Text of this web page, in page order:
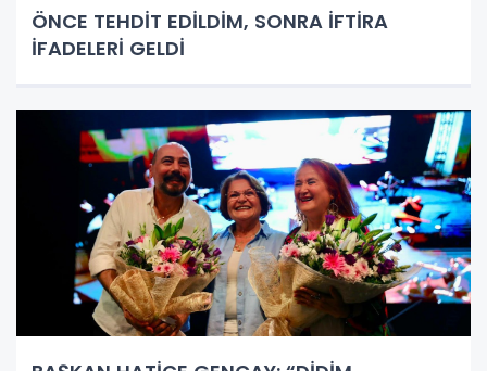
ÖNCE TEHDİT EDİLDİM, SONRA İFTİRA
İFADELERİ GELDİ